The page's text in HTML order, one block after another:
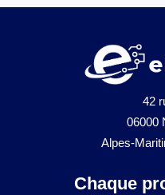
42
06000
Alpes-
Chaque